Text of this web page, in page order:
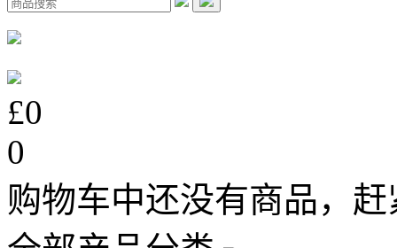
£0
0
购物车中还没有商品，